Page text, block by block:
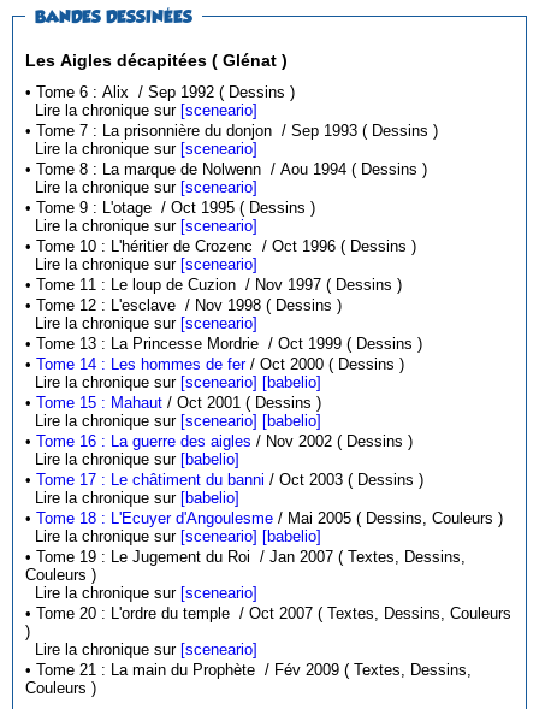
BANDES DESSINÉES
Les Aigles décapitées ( Glénat )
• Tome 6 : Alix / Sep 1992 ( Dessins )
Lire la chronique sur [sceneario]
• Tome 7 : La prisonnière du donjon / Sep 1993 ( Dessins )
Lire la chronique sur [sceneario]
• Tome 8 : La marque de Nolwenn / Aou 1994 ( Dessins )
Lire la chronique sur [sceneario]
• Tome 9 : L'otage / Oct 1995 ( Dessins )
Lire la chronique sur [sceneario]
• Tome 10 : L'héritier de Crozenc / Oct 1996 ( Dessins )
Lire la chronique sur [sceneario]
• Tome 11 : Le loup de Cuzion / Nov 1997 ( Dessins )
• Tome 12 : L'esclave / Nov 1998 ( Dessins )
Lire la chronique sur [sceneario]
• Tome 13 : La Princesse Mordrie / Oct 1999 ( Dessins )
•Tome 14 : Les hommes de fer
/ Oct 2000 ( Dessins )
Lire la chronique sur [sceneario] [babelio]
•Tome 15 : Mahaut
/ Oct 2001 ( Dessins )
Lire la chronique sur [sceneario] [babelio]
•Tome 16 : La guerre des aigles
/ Nov 2002 ( Dessins )
Lire la chronique sur [babelio]
•Tome 17 : Le châtiment du banni
/ Oct 2003 ( Dessins )
Lire la chronique sur [babelio]
•Tome 18 : L'Ecuyer d'Angoulesme
/ Mai 2005 ( Dessins, Couleurs )
Lire la chronique sur [sceneario] [babelio]
• Tome 19 : Le Jugement du Roi / Jan 2007 ( Textes, Dessins,
Couleurs )
Lire la chronique sur [sceneario]
• Tome 20 : L'ordre du temple / Oct 2007 ( Textes, Dessins, Couleurs
)
Lire la chronique sur [sceneario]
• Tome 21 : La main du Prophète / Fév 2009 ( Textes, Dessins,
Couleurs )